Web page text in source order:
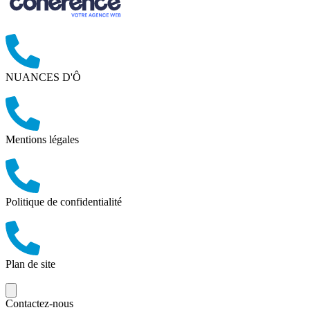
NUANCES D'Ô
Mentions légales
Politique de confidentialité
Plan de site
Contactez-nous